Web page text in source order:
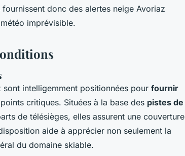
donc des alertes neige Avoriaz
imprévisible.
sont intelligemment positionnées pour fournir
critiques. Situées à la base des pistes de
de télésièges, elles assurent une couverture
aide à apprécier non seulement la
du domaine skiable.